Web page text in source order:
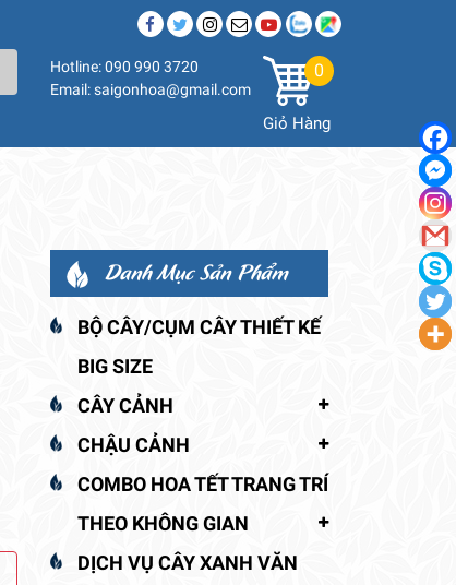
Hotline: 090 990 3720
Email: saigonhoa@gmail.com
0
Giỏ Hàng
Danh Mục Sản Phẩm
BỘ CÂY/CỤM CÂY THIẾT KẾ
BIG SIZE
CÂY CẢNH
CHẬU CẢNH
COMBO HOA TẾT TRANG TRÍ
THEO KHÔNG GIAN
DỊCH VỤ CÂY XANH VĂN